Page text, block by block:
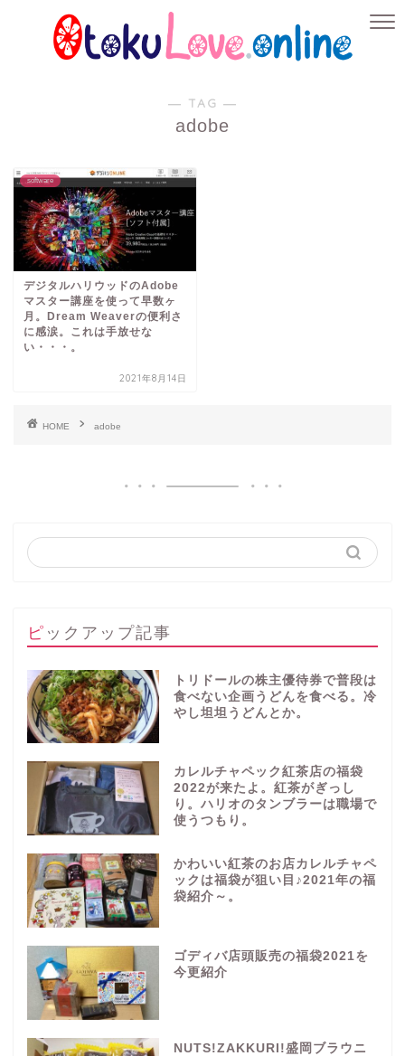
― TAG ―
adobe
software
デジタルハリウッドのAdobe
マスター講座を使って早数ヶ
月。Dream Weaverの便利さ
に感涙。これは手放せな
い・・・。
2021年8月14日
HOME adobe
ピックアップ記事
トリドールの株主優待券で普段は
食べない企画うどんを食べる。冷
やし坦坦うどんとか。
カレルチャペック紅茶店の福袋
2022が来たよ。紅茶がぎっし
り。ハリオのタンブラーは職場で
使うつもり。
かわいい紅茶のお店カレルチャペ
ックは福袋が狙い目♪2021年の福
袋紹介～。
ゴディバ店頭販売の福袋2021を
今更紹介
NUTS!ZAKKURI!盛岡ブラウニ